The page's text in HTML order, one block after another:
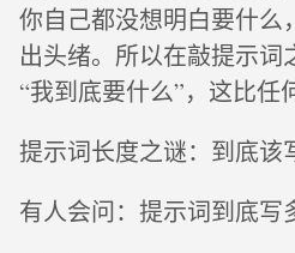
你自己都没想明白要什么
出头绪。所以在敲提示词
“我到底要什么”，这比任
提示词长度之谜：到底该
有人会问：提示词到底写